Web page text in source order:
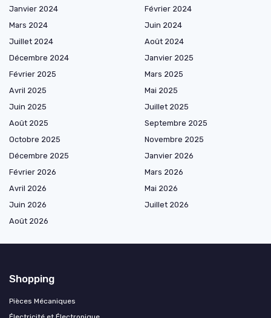
Janvier 2024
Février 2024
Mars 2024
Juin 2024
Juillet 2024
Août 2024
Décembre 2024
Janvier 2025
Février 2025
Mars 2025
Avril 2025
Mai 2025
Juin 2025
Juillet 2025
Août 2025
Septembre 2025
Octobre 2025
Novembre 2025
Décembre 2025
Janvier 2026
Février 2026
Mars 2026
Avril 2026
Mai 2026
Juin 2026
Juillet 2026
Août 2026
Shopping
Pièces Mécaniques